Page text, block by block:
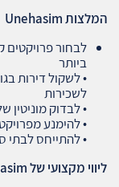
המלצות
לבחור פרויקטים
ביותר
לשכירות
• לבדוק מוניטין
• להימנע
• להתייחס לבתי
ליווי מקצועי של